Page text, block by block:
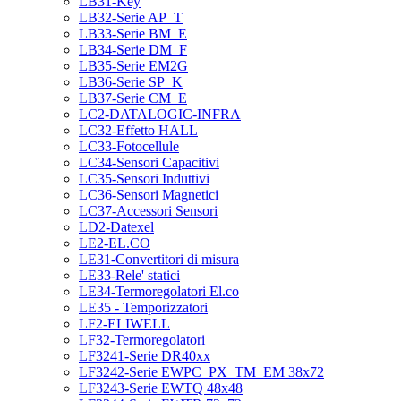
LB32-Serie AP_T
LB33-Serie BM_E
LB34-Serie DM_F
LB35-Serie EM2G
LB36-Serie SP_K
LB37-Serie CM_E
LC2-DATALOGIC-INFRA
LC32-Effetto HALL
LC33-Fotocellule
LC34-Sensori Capacitivi
LC35-Sensori Induttivi
LC36-Sensori Magnetici
LC37-Accessori Sensori
LD2-Datexel
LE2-EL.CO
LE31-Convertitori di misura
LE33-Rele' statici
LE34-Termoregolatori El.co
LE35 - Temporizzatori
LF2-ELIWELL
LF32-Termoregolatori
LF3241-Serie DR40xx
LF3242-Serie EWPC_PX_TM_EM 38x72
LF3243-Serie EWTQ 48x48